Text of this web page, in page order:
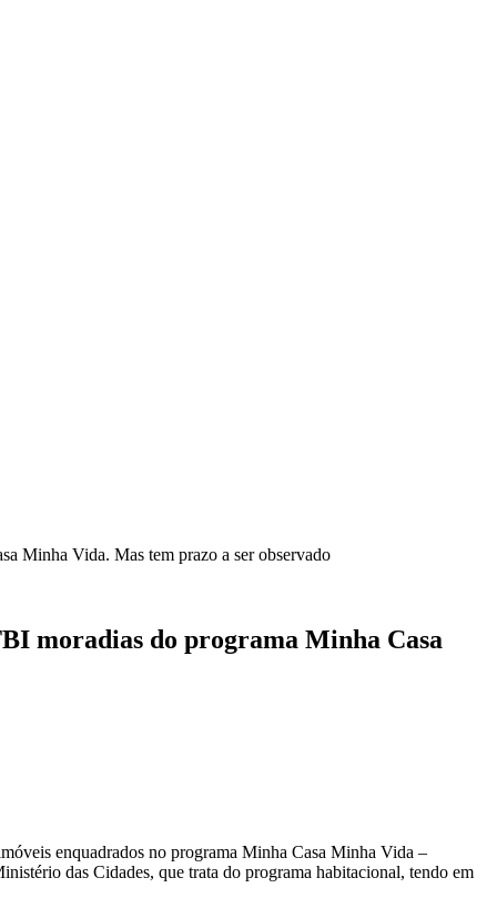
Minha Vida. Mas tem prazo a ser observado
moradias do programa Minha Casa
enquadrados no programa Minha Casa Minha Vida –
das Cidades, que trata do programa habitacional, tendo em